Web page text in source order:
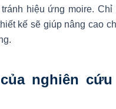
hiệu ứng moire. Chỉ
kế sẽ giúp nâng cao
nghiên cứu